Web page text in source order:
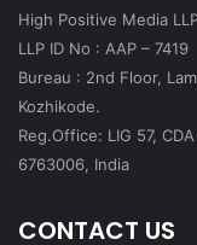
High Positive Media
LLP ID No : AAP – 7419
Bureau : 2nd Floor,
Kozhikode.
Reg.Office: LIG 57,
6763006, India
CONTACT US